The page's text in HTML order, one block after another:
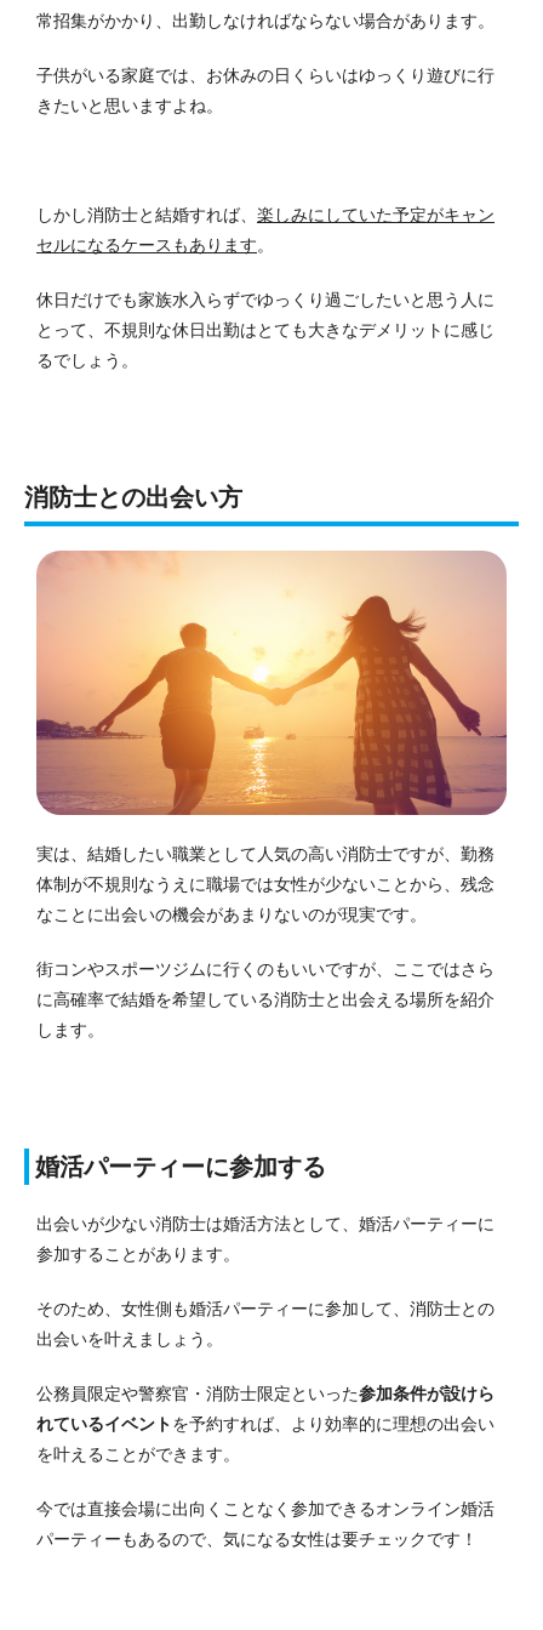
常招集がかかり、出勤しなければならない場合があります。
子供がいる家庭では、お休みの日くらいはゆっくり遊びに行
きたいと思いますよね。
しかし消防士と結婚すれば、 楽しみにしていた予定がキャン
セルになるケースもあります。
休日だけでも家族水入らずでゆっくり過ごしたいと思う人に
とって、不規則な休日出勤はとても大きなデメリットに感じ
るでしょう。
消防士との出会い方
実は、結婚したい職業として人気の高い消防士ですが、勤務
体制が不規則なうえに職場では女性が少ないことから、残念
なことに出会いの機会があまりないのが現実です。
街コンやスポーツジムに行くのもいいですが、ここではさら
に高確率で結婚を希望している消防士と出会える場所を紹介
します。
婚活パーティーに参加する
出会いが少ない消防士は婚活方法として、婚活パーティーに
参加することがあります。
そのため、女性側も婚活パーティーに参加して、消防士との
出会いを叶えましょう。
公務員限定や警察官・消防士限定といった参加条件が設けら
れているイベントを予約すれば、より効率的に理想の出会い
を叶えることができます。
今では直接会場に出向くことなく参加できるオンライン婚活
パーティーもあるので、気になる女性は要チェックです！